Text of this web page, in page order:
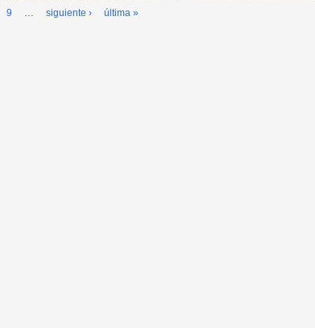
9 … siguiente › última »